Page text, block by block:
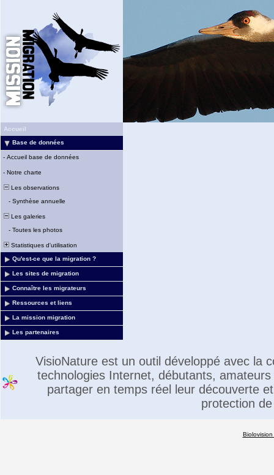
Accueil
Base de données
- Accueil base de données
- Notre charte
Les observations
- Synthèse annuelle
Les galeries
- Toutes les photos
Statistiques d'utilisation
Qu'est-ce que la migration ?
Les sites de migration
Connaître les migrateurs
Ressources et liens
La mission migration
Les partenaires
VisioNature est un outil développé avec la
technologies Internet, débutants,
partager en temps réel leur découverte
protection
Biolovision